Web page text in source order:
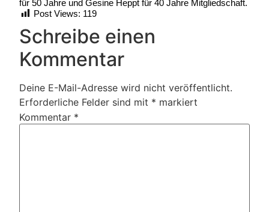
für 50 Jahre und Gesine Heppt für 40 Jahre Mitgliedschaft.
Post Views: 119
Schreibe einen
Kommentar
Deine E-Mail-Adresse wird nicht veröffentlicht.
Erforderliche Felder sind mit * markiert
Kommentar *